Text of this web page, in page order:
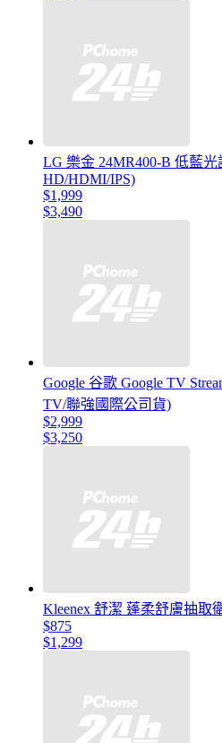
LG 樂金 24MR400-B 低藍
HD/HDMI/IPS)
$1,999
$3,490
Google 谷歌 Google TV
TV/聯強國際公司貨)
$2,999
$3,250
Kleenex 舒潔 蓬柔舒膚抽取
$875
$1,299